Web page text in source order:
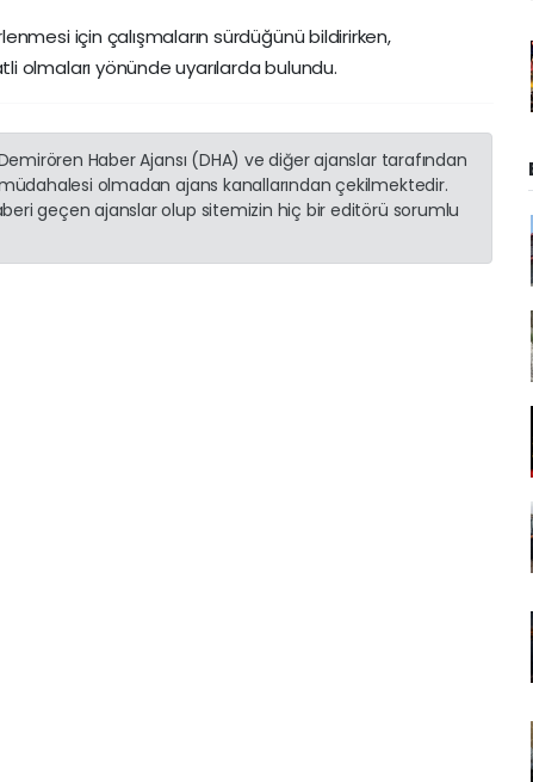
için çalışmaların sürdüğünü bildirirken,
olmaları yönünde uyarılarda bulundu.
Haber Ajansı (DHA) ve diğer ajanslar tarafından
olmadan ajans kanallarından çekilmektedir.
geçen ajanslar olup sitemizin hiç bir editörü sorumlu